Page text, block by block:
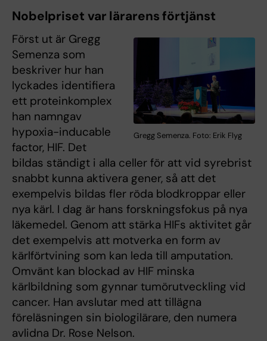
Nobelpriset var lärarens förtjänst
Gregg Semenza. Foto: Erik Flyg
Först ut är Gregg
Semenza som
beskriver hur han
lyckades identifiera
ett proteinkomplex
han namngav
hypoxia-inducable
factor, HIF. Det
bildas ständigt i alla celler för att vid syrebrist
snabbt kunna aktivera gener, så att det
exempelvis bildas fler röda blodkroppar eller
nya kärl. I dag är hans forskningsfokus på nya
läkemedel. Genom att stärka HIFs aktivitet går
det exempelvis att motverka en form av
kärlförtvining som kan leda till amputation.
Omvänt kan blockad av HIF minska
kärlbildning som gynnar tumörutveckling vid
cancer. Han avslutar med att tillägna
föreläsningen sin biologilärare, den numera
avlidna Dr. Rose Nelson.